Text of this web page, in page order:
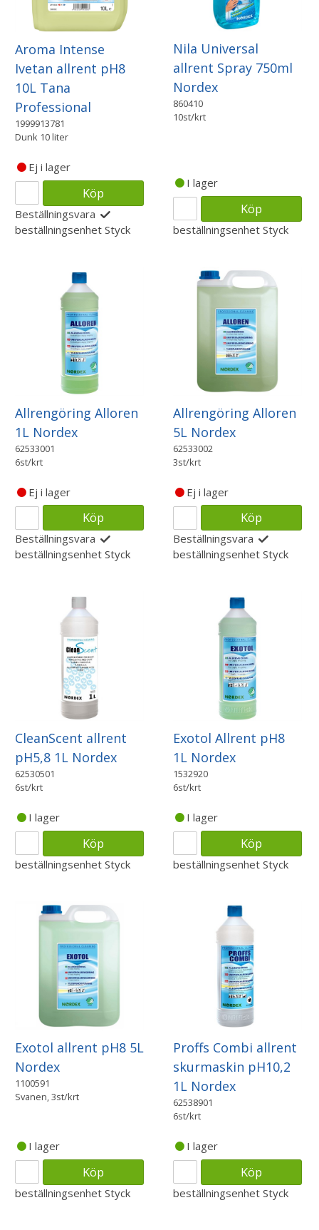
Aroma Intense
Ivetan allrent pH8
10L Tana
Professional
1999913781
Dunk 10 liter
Ej i lager
Köp
Beställningsvara
beställningsenhet Styck
Nila Universal
allrent Spray 750ml
Nordex
860410
10st/krt
I lager
Köp
beställningsenhet Styck
Allrengöring Alloren
1L Nordex
62533001
6st/krt
Ej i lager
Köp
Beställningsvara
beställningsenhet Styck
Allrengöring Alloren
5L Nordex
62533002
3st/krt
Ej i lager
Köp
Beställningsvara
beställningsenhet Styck
CleanScent allrent
pH5,8 1L Nordex
62530501
6st/krt
I lager
Köp
beställningsenhet Styck
Exotol Allrent pH8
1L Nordex
1532920
6st/krt
I lager
Köp
beställningsenhet Styck
Exotol allrent pH8 5L
Nordex
1100591
Svanen, 3st/krt
I lager
Köp
beställningsenhet Styck
Proffs Combi allrent
skurmaskin pH10,2
1L Nordex
62538901
6st/krt
I lager
Köp
beställningsenhet Styck